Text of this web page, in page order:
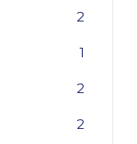
2
1
2
2